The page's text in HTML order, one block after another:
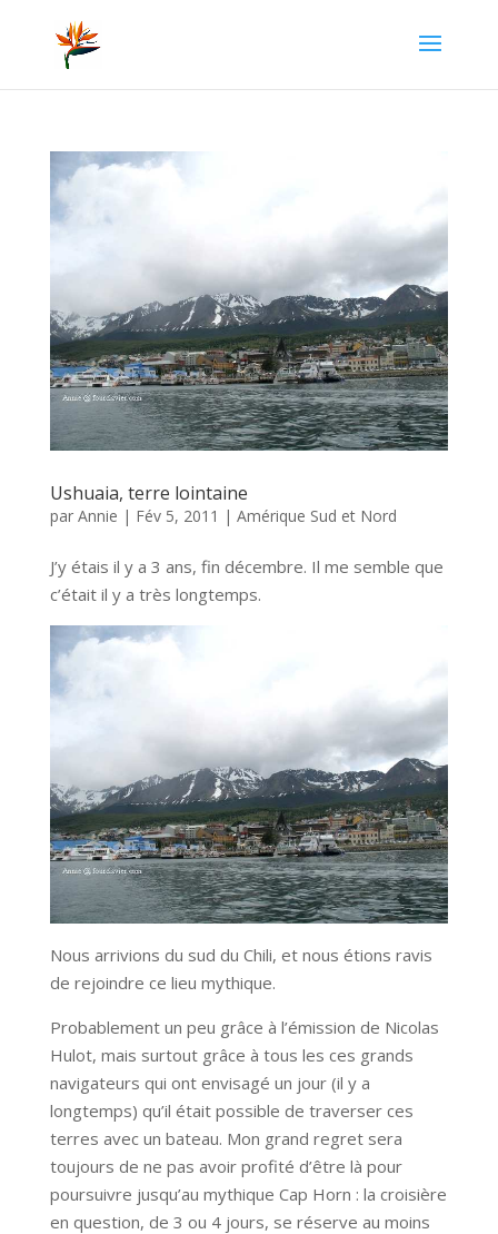
Ushuaia, terre lointaine
par Annie | Fév 5, 2011 | Amérique Sud et Nord
J’y étais il y a 3 ans, fin décembre. Il me semble que
c’était il y a très longtemps.
Nous arrivions du sud du Chili, et nous étions ravis
de rejoindre ce lieu mythique.
Probablement un peu grâce à l’émission de Nicolas
Hulot, mais surtout grâce à tous les ces grands
navigateurs qui ont envisagé un jour (il y a
longtemps) qu’il était possible de traverser ces
terres avec un bateau. Mon grand regret sera
toujours de ne pas avoir profité d’être là pour
poursuivre jusqu’au mythique Cap Horn : la croisière
en question, de 3 ou 4 jours, se réserve au moins